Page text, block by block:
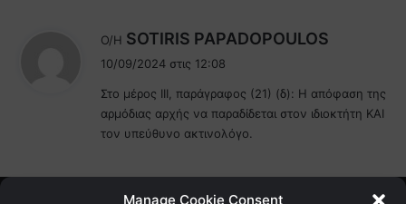
Manage Cookie Consent
Ο/Η SOTIRIS PAPADOPOULOS
ι
:
10/09/2024 στις 12:08
Στο μέρος ΙΙΙ, παράγραφος (21) (δ): Η απόφαση της
αρμόδιας αρχής να παραδίδεται στον ιδιοκτήτη ΚΑΙ
τον υπεύθυνο ακτινολόγο.